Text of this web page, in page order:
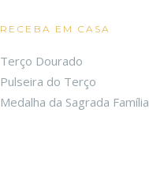
RECEBA EM CASA
Terço Dourado
Pulseira do Terço
Medalha da Sagrada Família